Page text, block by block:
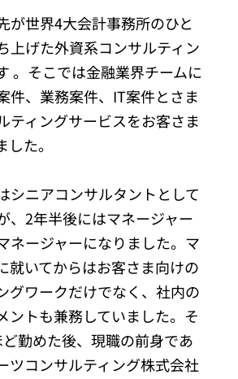
が世界4大会計事務所のひと
上げた外資系コンサルティン
。そこでは金融業界チームに
件、業務案件、IT案件とさま
ティングサービスをお客さま
た。
シニアコンサルタントとして
、2年半後にはマネージャー
ネージャーになりました。マ
就いてからはお客さま向けの
グワークだけでなく、社内の
ントも兼務していました。そ
勤めた後、現職の前身であ
ツコンサルティング株式会社